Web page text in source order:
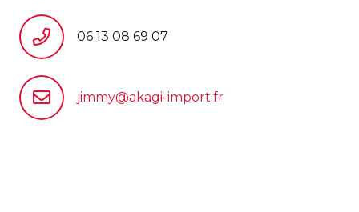
06 13 08 69 07
jimmy@akagi-import.fr